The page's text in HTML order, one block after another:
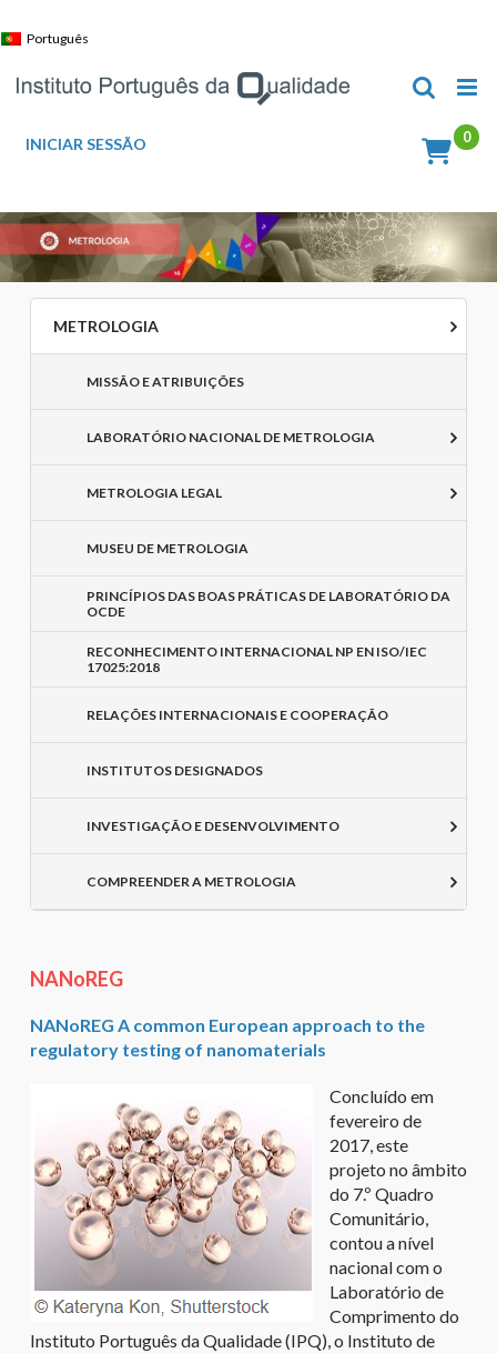
to
Português
INICIAR SESSÃO
METROLOGIA
MISSÃO E ATRIBUIÇÕES
LABORATÓRIO NACIONAL DE METROLOGIA
METROLOGIA LEGAL
MUSEU DE METROLOGIA
PRINCÍPIOS DAS BOAS PRÁTICAS DE LABORATÓRIO DA
OCDE
RECONHECIMENTO INTERNACIONAL NP EN ISO/IEC
17025:2018
RELAÇÕES INTERNACIONAIS E COOPERAÇÃO
INSTITUTOS DESIGNADOS
INVESTIGAÇÃO E DESENVOLVIMENTO
COMPREENDER A METROLOGIA
NANoREG
NANoREG A common European approach to the
regulatory testing of nanomaterials
Concluído em
fevereiro de
2017, este
projeto no âmbito
do 7.º Quadro
Comunitário,
contou a nível
nacional com o
Laboratório de
Comprimento do
Instituto Português da Qualidade (IPQ), o Instituto de